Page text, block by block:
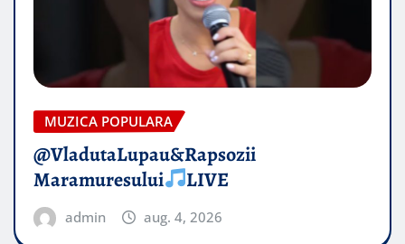
MUZICA POPULARA
@VladutaLupau&Rapsozii
Maramuresului
LIVE
admin aug. 4, 2026